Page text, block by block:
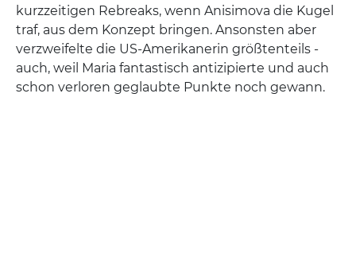
kurzzeitigen Rebreaks, wenn Anisimova die Kugel
traf, aus dem Konzept bringen. Ansonsten aber
verzweifelte die US-Amerikanerin größtenteils -
auch, weil Maria fantastisch antizipierte und auch
schon verloren geglaubte Punkte noch gewann.